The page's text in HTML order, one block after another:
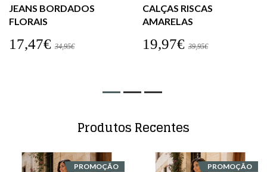
JEANS BORDADOS
FLORAIS
17,47€ 34,95€
CALÇAS RISCAS
AMARELAS
19,97€ 39,95€
Produtos Recentes
PROMOÇÃO PROMOÇÃO